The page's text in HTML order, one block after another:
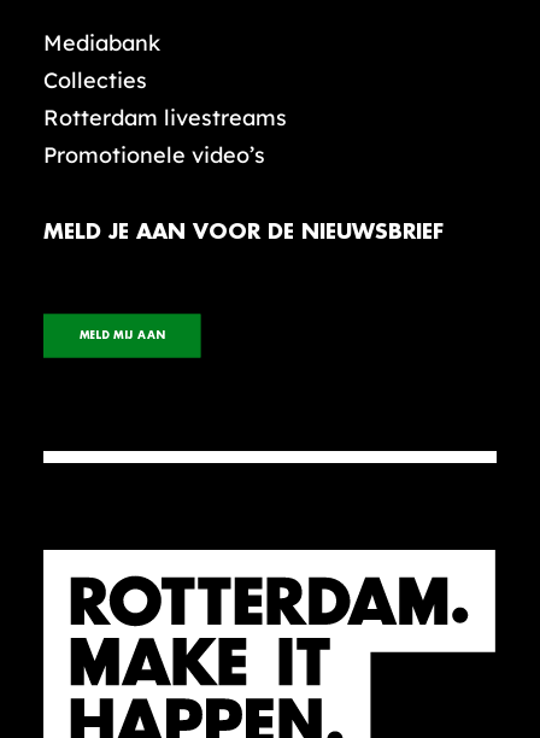
Mediabank
Collecties
Rotterdam livestreams
Promotionele video’s
MELD JE AAN VOOR DE NIEUWSBRIEF
MELD MIJ AAN